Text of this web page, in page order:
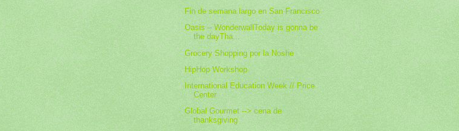
Fin de semana largo en San Francisco
Oasis – WonderwallToday is gonna be
the dayTha...
Grocery Shopping por la Noshe
HipHop Workshop
International Education Week // Price
Center
Global Gourmet --> cena de
thanksgiving